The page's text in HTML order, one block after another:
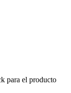
para el producto